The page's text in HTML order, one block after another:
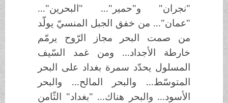
"نجران" و"حمير"... "البحرين"...
"عمان"... من خفق الجبل المنسيّ يولّد
من صمت البحر مجاز الرّوح يرمّم
خارطة الأجداد... ومن غمد السّيف
المسلول يحدّد سمرة بغداد على البحر
المتوسّط... والبحر المالح... والبحر
الأسود... والبحر هناك... "بغداد" الثّامن